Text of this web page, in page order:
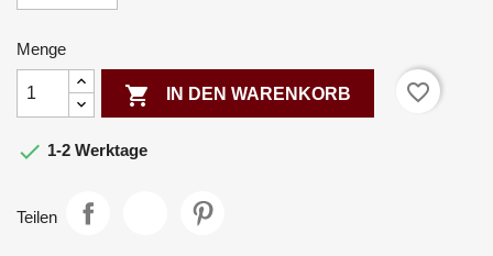
Menge
 IN DEN WARENKORB favorite_border
 1-2 Werktage
Teilen